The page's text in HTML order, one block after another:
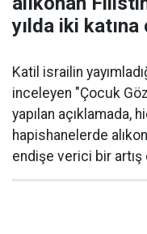
yılda iki katına
Katil israilin
inceleyen "Çocuk
yapılan açıklamada,
hapishanelerde
endişe verici bir